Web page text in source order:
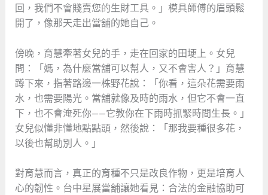
回，我們不會賤賣您的生財工具。」模具師傅的眉頭鬆
開了，像那天走出當舖的她自己。
傍晚，育慧牽著女兒的手，走在回家的田埂上。女兒
問：「媽，為什麼當舖可以幫人，又不會害人？」育慧
蹲下來，指著路邊一株野花說：「你看，這朵花需要雨
水，也需要陽光。當舖就像及時的雨水，但它不會一直
下，也不會淹死你——它教你在下雨時抓緊時間生長。」
女兒似懂非懂地點點頭，然後說：「那我要種很多花，
以後也幫助別人。」
對育慧而言，真正的育種不只是改良作物，更是培育人
心的韌性。台中星展當舖讓她看見：合法的金融協助可